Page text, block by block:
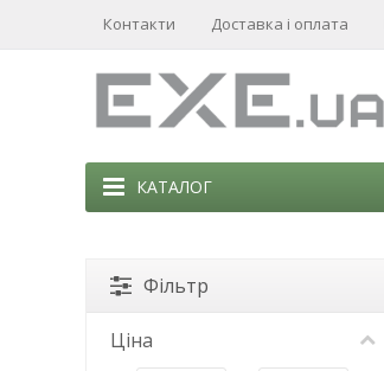
Контакти Доставка і оплата
КАТАЛОГ
Фільтр
Ціна